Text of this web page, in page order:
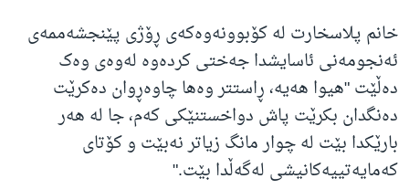
خانم پلاسخارت لە کۆبوونەوەکەی ڕۆژی پێنجشەممەی
ئەنجومەنی ئاسایشدا جەختی کردەوە لەوەی وەک
دەڵێت "هیوا هەیە، ڕاستتر وەها چاوەڕوان دەکرێت
دەنگدان بکرێت پاش دواخستنێکی کەم، جا لە هەر
بارێکدا بێت لە چوار مانگ زیاتر نەبێت و کۆتای
کەمایەتییەکانیشی لەگەڵدا بێت."